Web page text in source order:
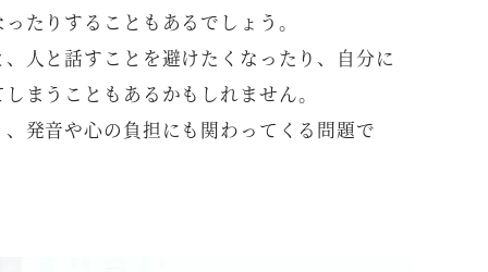
たりすることもあるでしょう。
人と話すことを避けたくなったり、自分に
まうこともあるかもしれません。
発音や心の負担にも関わってくる問題で